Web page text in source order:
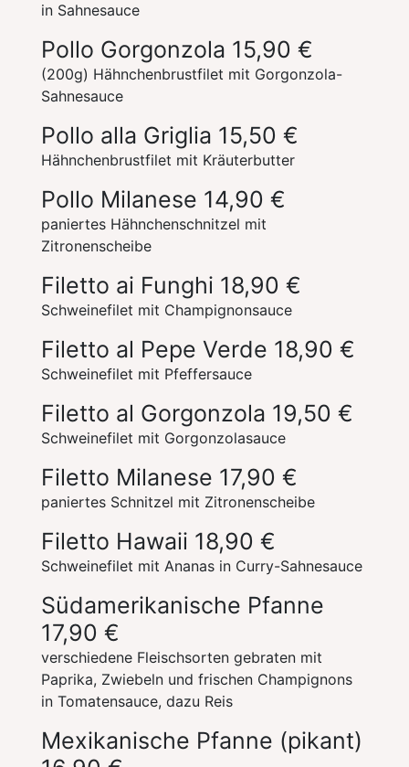
in Sahnesauce
Pollo Gorgonzola 15,90 €
(200g) Hähnchenbrustfilet mit Gorgonzola-
Sahnesauce
Pollo alla Griglia 15,50 €
Hähnchenbrustfilet mit Kräuterbutter
Pollo Milanese 14,90 €
paniertes Hähnchenschnitzel mit
Zitronenscheibe
Filetto ai Funghi 18,90 €
Schweinefilet mit Champignonsauce
Filetto al Pepe Verde 18,90 €
Schweinefilet mit Pfeffersauce
Filetto al Gorgonzola 19,50 €
Schweinefilet mit Gorgonzolasauce
Filetto Milanese 17,90 €
paniertes Schnitzel mit Zitronenscheibe
Filetto Hawaii 18,90 €
Schweinefilet mit Ananas in Curry-Sahnesauce
Südamerikanische Pfanne
17,90 €
verschiedene Fleischsorten gebraten mit
Paprika, Zwiebeln und frischen Champignons
in Tomatensauce, dazu Reis
Mexikanische Pfanne (pikant)